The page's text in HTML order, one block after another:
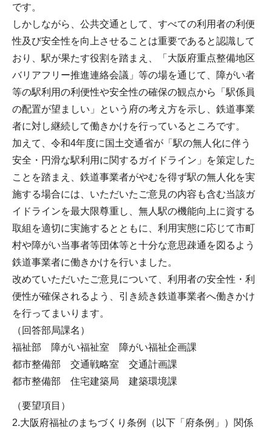
です。
しかしながら、公共交通として、すべての利用者の利便
性及び安全性を向上させることは重要であると認識して
おり、駅が果たす役割を踏まえ、「大阪府重点整備地区
バリアフリー推進連絡会議」等の場を通じて、障がい者
等の駅利用の利便性や安全性の確保の観点から「駅係員
の配置が望ましい」という府の考え方を示し、鉄道事業
者に対し継続して働きかけを行っているところです。
加えて、令和4年度に国土交通省が「駅の無人化に伴う
安全・円滑な駅利用に関するガイドライン」を策定した
ことを踏まえ、鉄道事業者がやむを得ず駅の無人化を実
施する場合には、いただいたご意見の内容も含む当該ガ
イドラインを最大限尊重し、無人駅の機能向上に資する
取組を適切に実施するとともに、利用実態に応じて市町
村や障がい当事者等団体等と十分な意思疎通を図るよう
鉄道事業者に働きかけを行いました。
改めていただいたご意見について、利用者の安全性・利
便性が確保されるよう、引き続き鉄道事業者へ働きかけ
を行ってまいります。
（回答部局課名）
福祉部 障がい福祉室 障がい福祉企画課
都市整備部 交通戦略室 交通計画課
都市整備部 住宅建築局 建築環境課
（要望項目）
2.大阪府福祉のまちづくり条例（以下「府条例」）関係